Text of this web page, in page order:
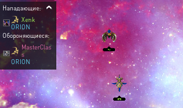
Нападающие:
Xenk
ORION
Обороняющиеся:
MasterClas
s
ORION